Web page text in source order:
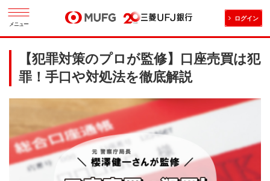
メニュー
ログイン
【犯罪対策のプロが監修】口座売買は犯
罪！手口や対処法を徹底解説